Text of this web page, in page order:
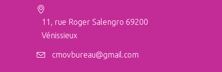
11, rue Roger Salengro 69200
Vénissieux
cmovbureau@gmail.com